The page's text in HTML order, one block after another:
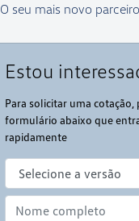
O seu mais novo
Estou
Para solicitar uma
formulário abaixo que
rapidamente